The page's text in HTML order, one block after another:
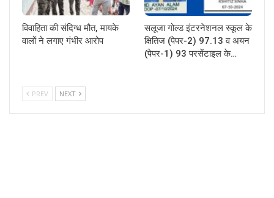
विवाहिता की संदिग्ध मौत, मायके
वालों ने लगाए गंभीर आरोप
सलूजा गोल्ड इंटरनेशनल स्कूल के
क्षितिज (पेपर-2) 97.13 व अयन
(पेपर-1) 93 परसेंटाइल के…
PREV NEXT